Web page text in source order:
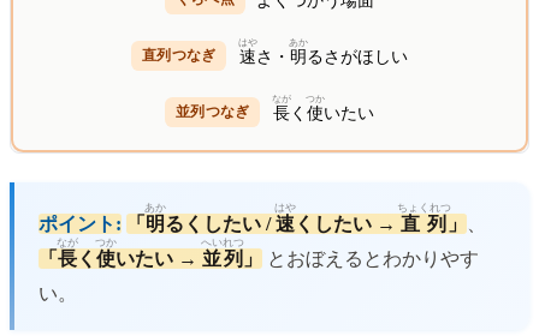
速
はや
さ・ 明
あか
るさがほしい
長
なが
く 使
つか
いたい
ポイント: 「 明
あか
るくしたい /速
はや
くしたい → 直列
ちょくれつ
」 、
「 長
なが
く 使
つか
いたい → 並列
へいれつ
」
とおぼえるとわかりやす
い。